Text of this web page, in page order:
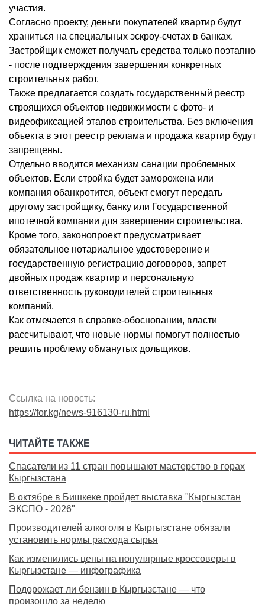
участия.
Согласно проекту, деньги покупателей квартир будут
храниться на специальных эскроу-счетах в банках.
Застройщик сможет получать средства только поэтапно
- после подтверждения завершения конкретных
строительных работ.
Также предлагается создать государственный реестр
строящихся объектов недвижимости с фото- и
видеофиксацией этапов строительства. Без включения
объекта в этот реестр реклама и продажа квартир будут
запрещены.
Отдельно вводится механизм санации проблемных
объектов. Если стройка будет заморожена или
компания обанкротится, объект смогут передать
другому застройщику, банку или Государственной
ипотечной компании для завершения строительства.
Кроме того, законопроект предусматривает
обязательное нотариальное удостоверение и
государственную регистрацию договоров, запрет
двойных продаж квартир и персональную
ответственность руководителей строительных
компаний.
Как отмечается в справке-обосновании, власти
рассчитывают, что новые нормы помогут полностью
решить проблему обманутых дольщиков.
Ссылка на новость:
https://for.kg/news-916130-ru.html
ЧИТАЙТЕ ТАКЖЕ
Спасатели из 11 стран повышают мастерство в горах
Кыргызстана
В октябре в Бишкеке пройдет выставка "Кыргызстан
ЭКСПО - 2026"
Производителей алкоголя в Кыргызстане обязали
установить нормы расхода сырья
Как изменились цены на популярные кроссоверы в
Кыргызстане — инфографика
Подорожает ли бензин в Кыргызстане — что
произошло за неделю